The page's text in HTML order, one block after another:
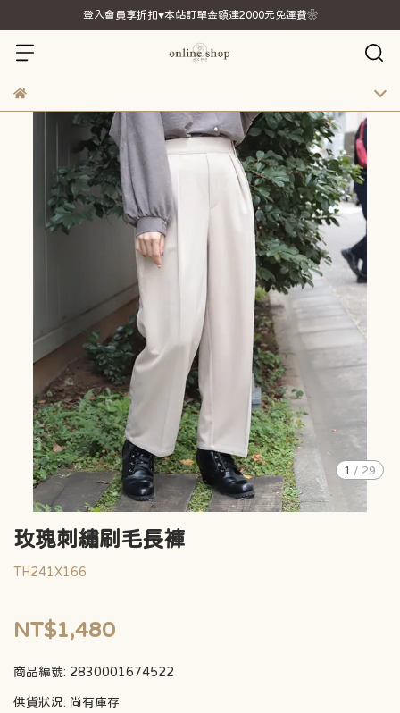
登入會員享折扣♥本站訂單金額達2000元免運費❀
1 / 29
玫瑰刺繡刷毛長褲
TH241X166
NT$1,480
商品編號: 2830001674522
供貨狀況: 尚有庫存